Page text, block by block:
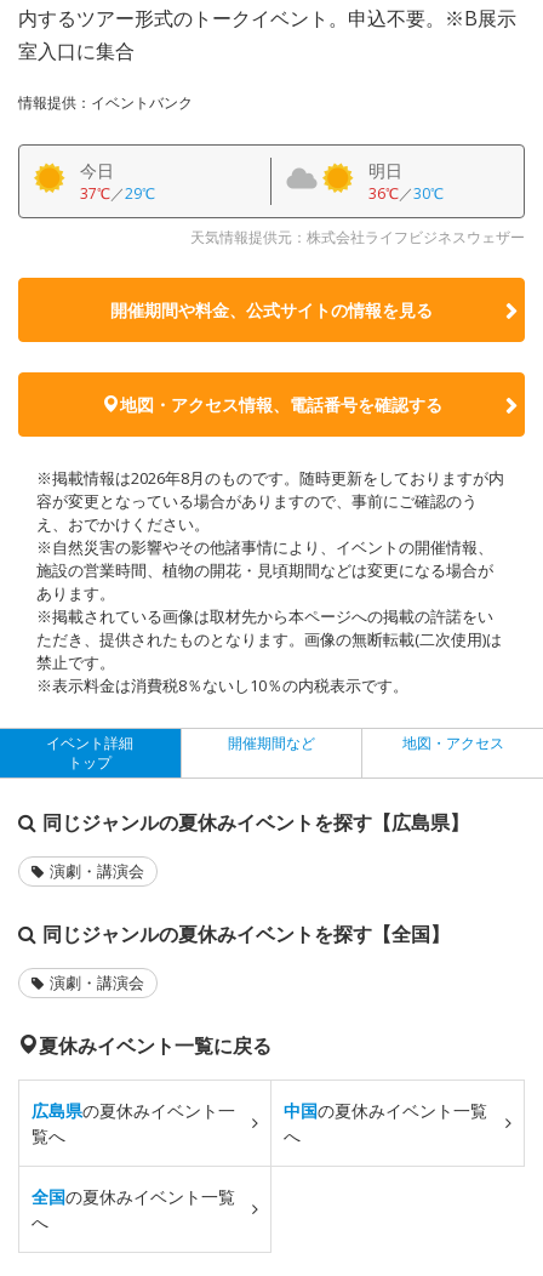
内するツアー形式のトークイベント。申込不要。※B展示
室入口に集合
情報提供：イベントバンク
今日
37℃／29℃
明日
36℃／30℃
天気情報提供元：株式会社ライフビジネスウェザー
開催期間や料金、公式サイトの情報を見る
地図・アクセス情報、電話番号を確認する
※掲載情報は2026年8月のものです。随時更新をしておりますが内
容が変更となっている場合がありますので、事前にご確認のう
え、おでかけください。
※自然災害の影響やその他諸事情により、イベントの開催情報、
施設の営業時間、植物の開花・見頃期間などは変更になる場合が
あります。
※掲載されている画像は取材先から本ページへの掲載の許諾をい
ただき、提供されたものとなります。画像の無断転載(二次使用)は
禁止です。
※表示料金は消費税8％ないし10％の内税表示です。
イベント詳細
トップ
開催期間など 地図・アクセス
同じジャンルの夏休みイベントを探す【広島県】
演劇・講演会
同じジャンルの夏休みイベントを探す【全国】
演劇・講演会
夏休みイベント一覧に戻る
広島県の夏休みイベント一
覧へ
中国の夏休みイベント一覧
へ
全国の夏休みイベント一覧
へ